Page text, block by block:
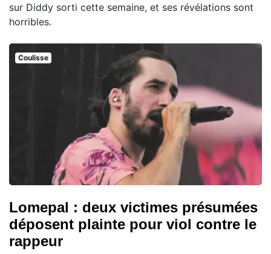
sur Diddy sorti cette semaine, et ses révélations sont
horribles.
Coulisse
Lomepal : deux victimes présumées
déposent plainte pour viol contre le
rappeur